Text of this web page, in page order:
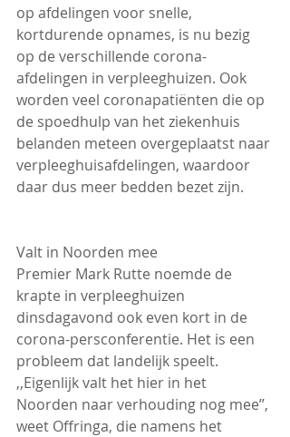
op afdelingen voor snelle,
kortdurende opnames, is nu bezig
op de verschillende corona-
afdelingen in verpleeghuizen. Ook
worden veel coronapatiënten die op
de spoedhulp van het ziekenhuis
belanden meteen overgeplaatst naar
verpleeghuisafdelingen, waardoor
daar dus meer bedden bezet zijn.
Valt in Noorden mee
Premier Mark Rutte noemde de
krapte in verpleeghuizen
dinsdagavond ook even kort in de
corona-persconferentie. Het is een
probleem dat landelijk speelt.
,,Eigenlijk valt het hier in het
Noorden naar verhouding nog mee’’,
weet Offringa, die namens het